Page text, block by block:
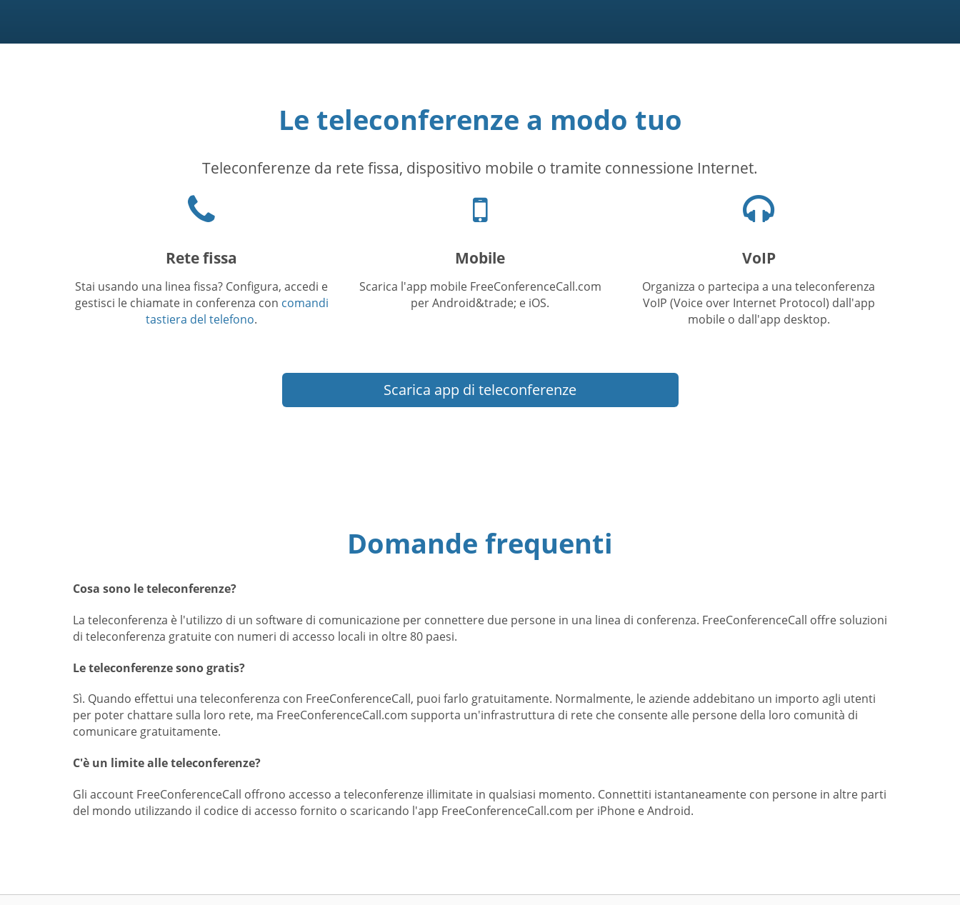
Le teleconferenze a modo tuo
Teleconferenze da rete fissa, dispositivo mobile o tramite connessione Internet.
icon
Rete fissa
Stai usando una linea fissa? Configura, accedi e
gestisci le chiamate in conferenza con comandi
tastiera del telefono.
Icona
telefono
Mobile
Scarica l'app mobile FreeConferenceCall.com
per Android&trade; e iOS.
cuffie
VoIP
Organizza o partecipa a una teleconferenza
VoIP (Voice over Internet Protocol) dall'app
mobile o dall'app desktop.
Scarica app di teleconferenze
Domande frequenti
Cosa sono le teleconferenze?
La teleconferenza è l'utilizzo di un software di comunicazione per connettere due persone in una linea di conferenza. FreeConferenceCall offre soluzioni
di teleconferenza gratuite con numeri di accesso locali in oltre 80 paesi.
Le teleconferenze sono gratis?
Sì. Quando effettui una teleconferenza con FreeConferenceCall, puoi farlo gratuitamente. Normalmente, le aziende addebitano un importo agli utenti
per poter chattare sulla loro rete, ma FreeConferenceCall.com supporta un'infrastruttura di rete che consente alle persone della loro comunità di
comunicare gratuitamente.
C'è un limite alle teleconferenze?
Gli account FreeConferenceCall offrono accesso a teleconferenze illimitate in qualsiasi momento. Connettiti istantaneamente con persone in altre parti
del mondo utilizzando il codice di accesso fornito o scaricando l'app FreeConferenceCall.com per iPhone e Android.